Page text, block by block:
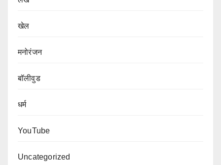
खेल
मनोरंजन
बॉलीवुड
धर्म
YouTube
Uncategorized